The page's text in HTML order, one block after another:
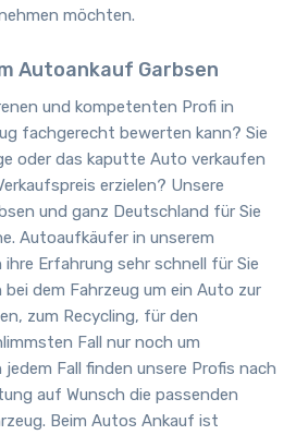
möchten.
Autoankauf Garbsen
und kompetenten Profi in
fachgerecht bewerten kann? Sie
oder das kaputte Auto verkaufen
erzielen? Unsere
und ganz Deutschland für Sie
Autoaufkäufer in unserem
Erfahrung sehr schnell für Sie
dem Fahrzeug um ein Auto zur
zum Recycling, für den
Fall nur noch um
Fall finden unsere Profis nach
auf Wunsch die passenden
Beim Autos Ankauf ist